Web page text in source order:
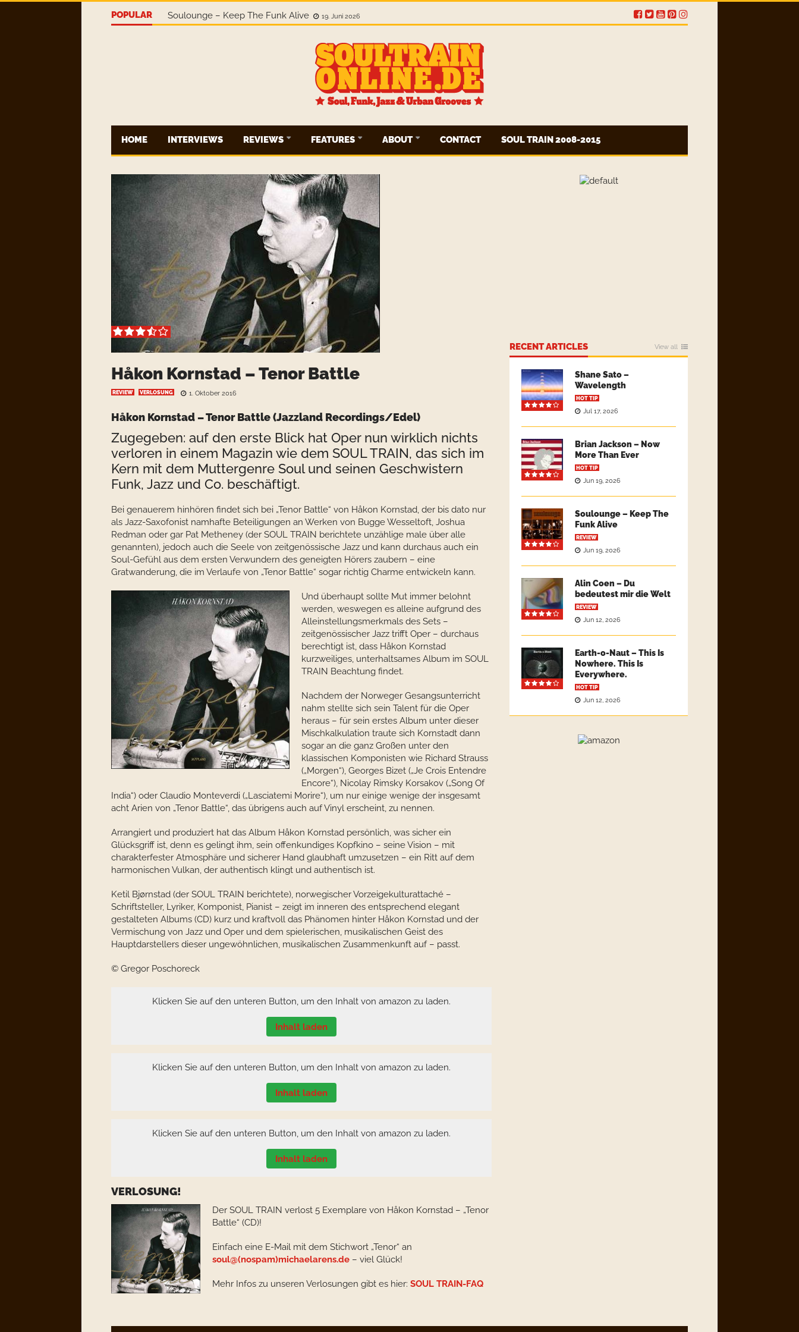
POPULAR Soulounge – Keep The Funk Alive 19. Juni 2026
HOME INTERVIEWS REVIEWS FEATURES ABOUT CONTACT SOUL TRAIN 2008-2015
Håkon Kornstad – Tenor Battle
REVIEW VERLOSUNG 1. Oktober 2016
Håkon Kornstad – Tenor Battle (Jazzland Recordings/Edel)
Zugegeben: auf den erste Blick hat Oper nun wirklich nichts
verloren in einem Magazin wie dem SOUL TRAIN, das sich im
Kern mit dem Muttergenre Soul und seinen Geschwistern
Funk, Jazz und Co. beschäftigt.
Bei genauerem hinhören findet sich bei „Tenor Battle“ von Håkon Kornstad, der bis dato nur
als Jazz-Saxofonist namhafte Beteiligungen an Werken von Bugge Wesseltoft, Joshua
Redman oder gar Pat Metheney (der SOUL TRAIN berichtete unzählige male über alle
genannten), jedoch auch die Seele von zeitgenössische Jazz und kann durchaus auch ein
Soul-Gefühl aus dem ersten Verwundern des geneigten Hörers zaubern – eine
Gratwanderung, die im Verlaufe von „Tenor Battle“ sogar richtig Charme entwickeln kann.
Und überhaupt sollte Mut immer belohnt
werden, weswegen es alleine aufgrund des
Alleinstellungsmerkmals des Sets –
zeitgenössischer Jazz trifft Oper – durchaus
berechtigt ist, dass Håkon Kornstad
kurzweiliges, unterhaltsames Album im SOUL
TRAIN Beachtung findet.
Nachdem der Norweger Gesangsunterricht
nahm stellte sich sein Talent für die Oper
heraus – für sein erstes Album unter dieser
Mischkalkulation traute sich Kornstadt dann
sogar an die ganz Großen unter den
klassischen Komponisten wie Richard Strauss
(„Morgen“), Georges Bizet („Je Crois Entendre
Encore“), Nicolay Rimsky Korsakov („Song Of
India“) oder Claudio Monteverdi („Lasciatemi Morire“), um nur einige wenige der insgesamt
acht Arien von „Tenor Battle“, das übrigens auch auf Vinyl erscheint, zu nennen.
Arrangiert und produziert hat das Album Håkon Kornstad persönlich, was sicher ein
Glücksgriff ist, denn es gelingt ihm, sein offenkundiges Kopfkino – seine Vision – mit
charakterfester Atmosphäre und sicherer Hand glaubhaft umzusetzen – ein Ritt auf dem
harmonischen Vulkan, der authentisch klingt und authentisch ist.
Ketil Bjørnstad (der SOUL TRAIN berichtete), norwegischer Vorzeigekulturattaché –
Schriftsteller, Lyriker, Komponist, Pianist – zeigt im inneren des entsprechend elegant
gestalteten Albums (CD) kurz und kraftvoll das Phänomen hinter Håkon Kornstad und der
Vermischung von Jazz und Oper und dem spielerischen, musikalischen Geist des
Hauptdarstellers dieser ungewöhnlichen, musikalischen Zusammenkunft auf – passt.
© Gregor Poschoreck
Klicken Sie auf den unteren Button, um den Inhalt von amazon zu laden.
Inhalt laden
Klicken Sie auf den unteren Button, um den Inhalt von amazon zu laden.
Inhalt laden
Klicken Sie auf den unteren Button, um den Inhalt von amazon zu laden.
Inhalt laden
VERLOSUNG!
Der SOUL TRAIN verlost 5 Exemplare von Håkon Kornstad – „Tenor
Battle“ (CD)!
Einfach eine E-Mail mit dem Stichwort „Tenor“ an
soul@(nospam)michaelarens.de – viel Glück!
Mehr Infos zu unseren Verlosungen gibt es hier: SOUL TRAIN-FAQ
RECENT ARTICLES View all
Shane Sato –
Wavelength
HOT TIP
Jul 17, 2026
Brian Jackson – Now
More Than Ever
HOT TIP
Jun 19, 2026
Soulounge – Keep The
Funk Alive
REVIEW
Jun 19, 2026
Alin Coen – Du
bedeutest mir die Welt
REVIEW
Jun 12, 2026
Earth-o-Naut – This Is
Nowhere. This Is
Everywhere.
HOT TIP
Jun 12, 2026